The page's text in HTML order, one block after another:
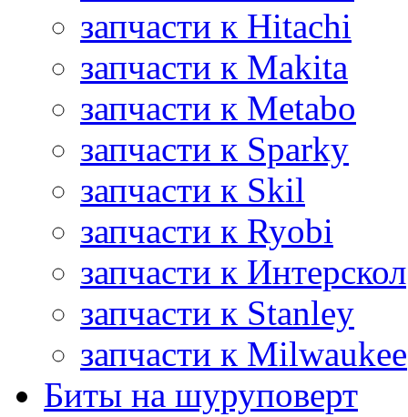
запчасти к Hitachi
запчасти к Makita
запчасти к Metabo
запчасти к Sparky
запчасти к Skil
запчасти к Ryobi
запчасти к Интерскол
запчасти к Stanley
запчасти к Milwaukee
Биты на шуруповерт